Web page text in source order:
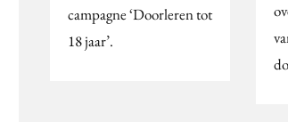
campagne ‘Doorleren tot
18 jaar’.